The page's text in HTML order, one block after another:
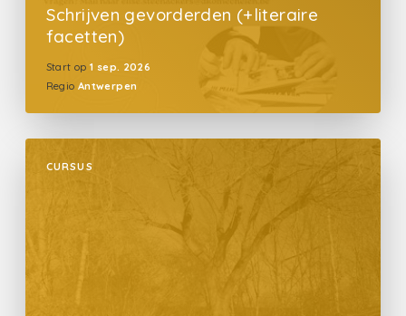
Schrijven gevorderden (+literaire
facetten)
Start op 1 sep. 2026
Regio Antwerpen
CURSUS